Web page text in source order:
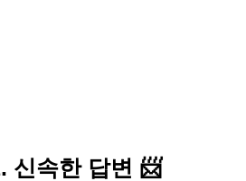
신속한 답변 📨